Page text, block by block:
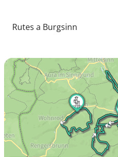
Rutes a Burgsinn